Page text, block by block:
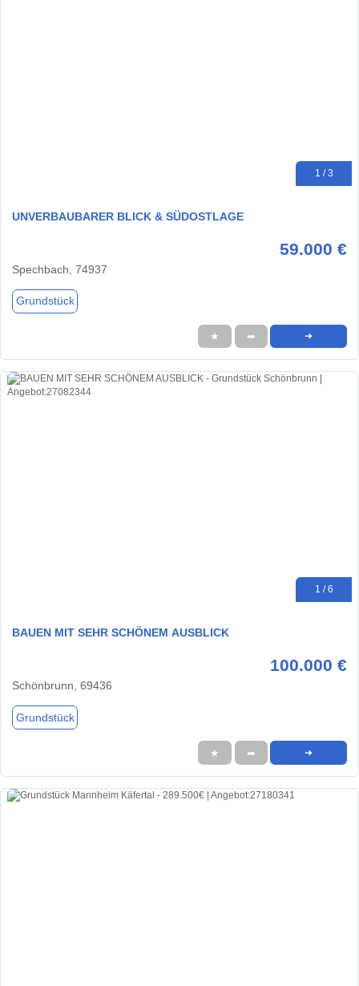
1 / 3
UNVERBAUBARER BLICK & SÜDOSTLAGE
59.000 €
Spechbach, 74937
Grundstück
★ ➦ ➜
1 / 6
BAUEN MIT SEHR SCHÖNEM AUSBLICK
100.000 €
Schönbrunn, 69436
Grundstück
★ ➦ ➜